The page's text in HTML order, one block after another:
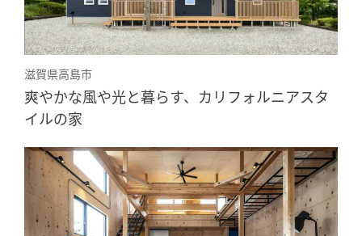
滋賀県高島市
爽やかな風や光と暮らす、カリフォルニアスタ
イルの家